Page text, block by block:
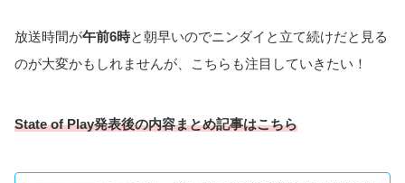
放送時間が午前6時と朝早いのでニンダイと立て続けだと見る
のが大変かもしれませんが、こちらも注目していきたい！
State of Play発表後の内容まとめ記事はこちら